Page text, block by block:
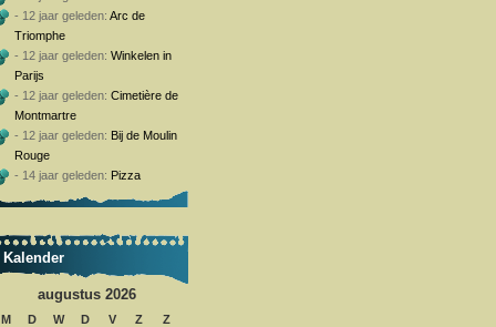
- 12 jaar geleden: Arc de
Triomphe
- 12 jaar geleden: Winkelen in
Parijs
- 12 jaar geleden: Cimetière de
Montmartre
- 12 jaar geleden: Bij de Moulin
Rouge
- 14 jaar geleden: Pizza
Kalender
augustus 2026
M D W D V Z
Z